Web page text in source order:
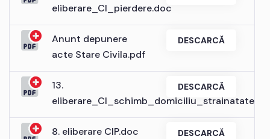
eliberare_CI_pierdere.doc
Anunt depunere
acte Stare Civila.pdf
DESCARCĂ
13.
DESCARCĂ
8. eliberare CIP.doc DESCARCĂ